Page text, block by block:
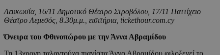
Λευκωσία, 16/11 Δημοτικό Θέατρο Στροβόλου, 17/11 Παττίχειο
Θέατρο Λεμεσός, 8.30μ.μ., εισιτήρια, tickethour.com.cy
Όνειρα του Φθινοπώρου με την Άννα Αβραμίδου